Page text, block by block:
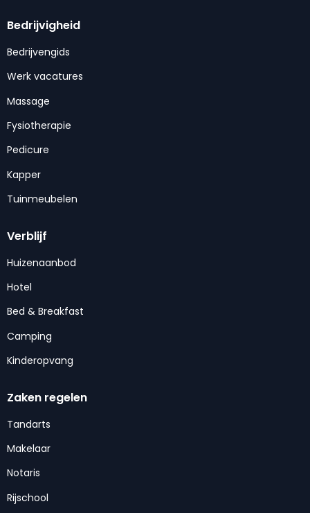
Bedrijvigheid
Bedrijvengids
Werk vacatures
Massage
Fysiotherapie
Pedicure
Kapper
Tuinmeubelen
Verblijf
Huizenaanbod
Hotel
Bed & Breakfast
Camping
Kinderopvang
Zaken regelen
Tandarts
Makelaar
Notaris
Rijschool